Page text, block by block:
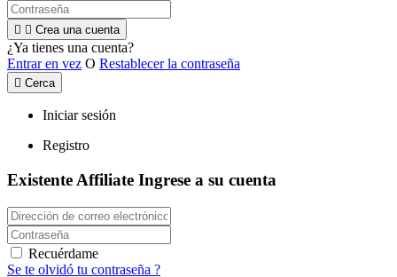
  Crea una cuenta
¿Ya tienes una cuenta?
Entrar en vez O Restablecer la contraseña
 Cerca
Iniciar sesión
Registro
Existente Affiliate Ingrese a su cuenta
Recuérdame
Se te olvidó tu contraseña ?